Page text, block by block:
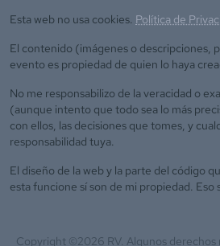
Esta web no usa cookies. Política de
El contenido (imágenes o descripciones,
evento es propiedad de quien lo haya
No me responsabilizo de la veracidad o
(aunque intento que todo sea lo más
con ellos, las decisiones que tomes, y
responsabilidad tuya.
El diseño de la web y la parte del código
esta funcione sí son de mi propiedad. Eso
Copyright ©2026 RV. Algunos